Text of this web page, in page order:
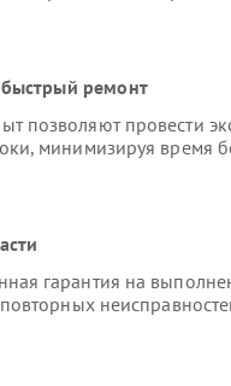
быстрый ремонт
позволяют провести
минимизируя время
гарантия на